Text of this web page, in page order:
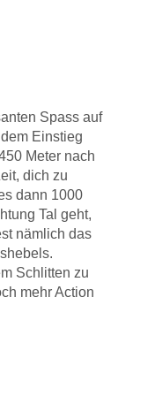
Spass auf
Einstieg
Meter nach
dich zu
dann 1000
Tal geht,
nämlich das
Schlitten zu
mehr Action